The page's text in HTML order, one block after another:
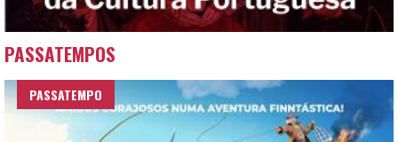
PASSATEMPOS
PASSATEMPO